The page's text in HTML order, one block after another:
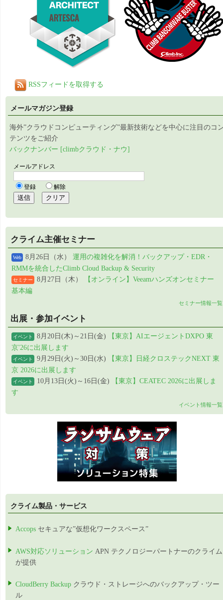
RSSフィードを取得する
メールマガジン登録
海外”クラウドコンピューティング”最新技術などを中心に注目のコ
テンツをご紹介
バックナンバー [climbクラウド・ナウ]
クライム主催セミナー
Web 8月26日（水） 運用の複雑化を解消！バックアップ・EDR・
RMMを統合したClimb Cloud Backup & Security
セミナー 8月27日（木）
【オンライン】Veeamハンズオンセミナー
基本編
セミナー情報一覧
出展・参加イベント
イベント 8月20日(木)～21日(金)
【東京】AIエージェントDXPO 東
京'26に出展します
イベント 9月29日(火)～30日(水)
【東京】日経クロステックNEXT 東
京 2026に出展します
イベント 10月13日(火)～16日(金)
【東京】CEATEC 2026に出展しま
す
イベント情報一覧
クライム製品・サービス
Accops セキュアな”仮想化ワークスペース”
AWS対応ソリューション APN テクノロジーパートナーのクライム
が提供
CloudBerry Backup クラウド・ストレージへのバックアップ・ツー
ル